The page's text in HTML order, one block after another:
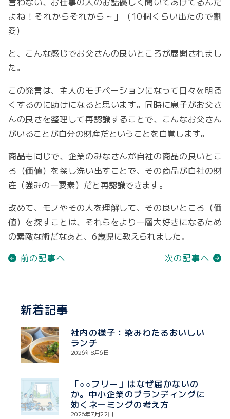
よね！それからそれから～」（10個くらい出たので割
愛）
と、こんな感じでお父さんの良いところが展開されまし
た。
この発言は、主人のモチベーションになって日々を明る
くするのに助けになると思います。同時に息子がお父さ
んの良さを整理して再認識することで、こんなお父さん
がいることが自分の財産だということを自覚します。
商品も同じで、企業のみなさんが自社の商品の良いとこ
ろ（価値）を探し洗い出すことで、その商品が自社の財
産（強みの一要素）だと再認識できます。
改めて、モノやその人を理解して、その良いところ（価
値）を探すことは、それらをより一層大好きになるため
の素敵な術だなあと、6歳児に教えられました。
前の記事へ
次の記事へ
新着記事
社内の様子：染みわたるおいしい
ランチ
2026年8月6日
「○○フリー」はなぜ届かないの
か。中小企業のブランディングに
効くネーミングの考え方
2026年7月22日